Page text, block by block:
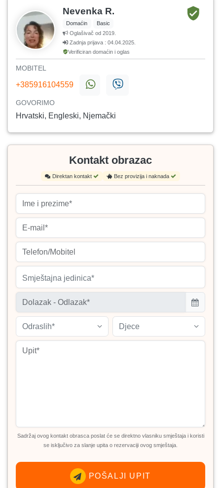
Nevenka R.
Domaćin
Basic
Oglašivač od 2019.
Zadnja prijava : 04.04.2025.
Verificiran domaćin i oglas
MOBITEL
+385916104559
GOVORIMO
Hrvatski, Engleski, Njemački
Kontakt obrazac
Direktan kontakt Bez provizija i naknada
Smještajna jedinica*
Odraslih* Djece
Sadržaj ovog kontakt obrasca poslat će se direktno vlasniku smještaja i koristi
se isključivo za slanje upita o rezervaciji ovog smještaja.
POŠALJI UPIT